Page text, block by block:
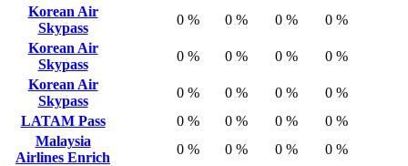
Korean Air
Skypass
0 % 0 % 0 %
0 %
Korean Air
Skypass
0 % 0 % 0 %
0 %
Korean Air
Skypass
0 % 0 % 0 %
0 %
LATAM Pass
0 % 0 % 0 %
0 %
Malaysia
Airlines Enrich
0 % 0 % 0 %
0 %